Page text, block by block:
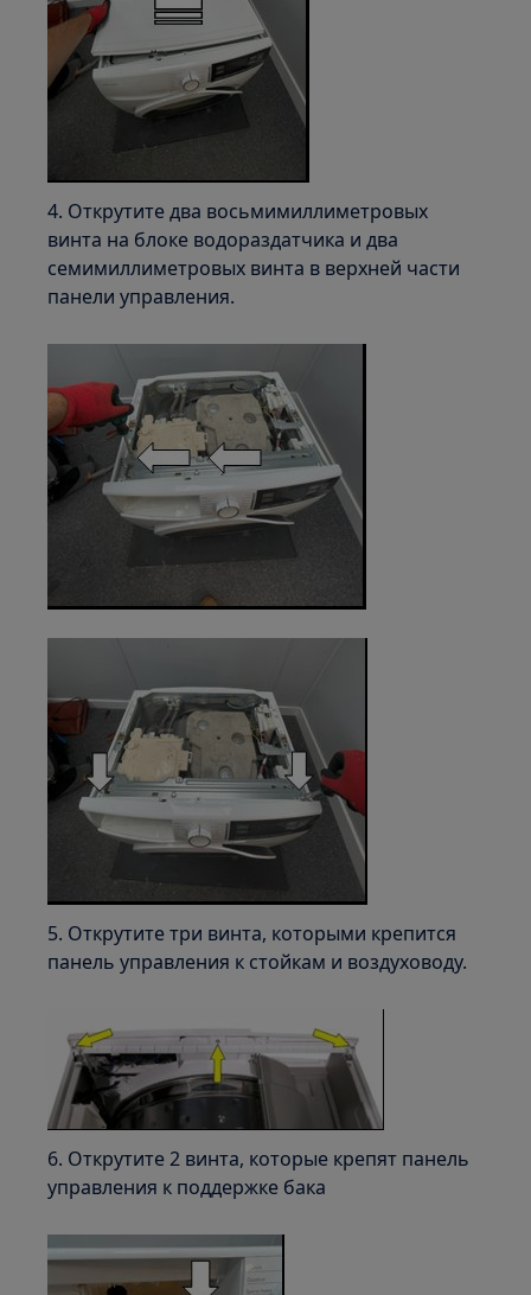
4. Открутите два восьмимиллиметровых
винта на блоке водораздатчика и два
семимиллиметровых винта в верхней части
панели управления.
5. Открутите три винта, которыми крепится
панель управления к стойкам и воздуховоду.
6. Открутите 2 винта, которые крепят панель
управления к поддержке бака